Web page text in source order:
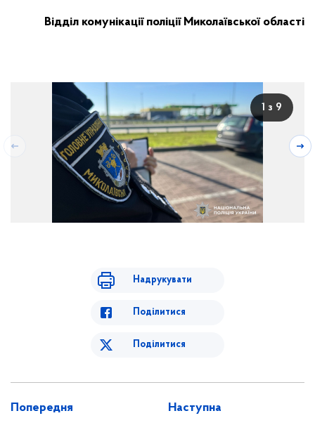
Відділ комунікації поліції Миколаївської області
1 з 9
Надрукувати
Поділитися
Поділитися
Попередня Наступна